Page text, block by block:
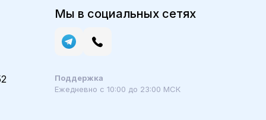
Мы в социальных сетях
Поддержка
Ежедневно с 10:00 до 23:00 МСК